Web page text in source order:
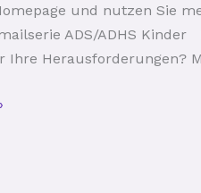
und nutzen Sie
ADS/ADHS
Ihre Herausforderungen?